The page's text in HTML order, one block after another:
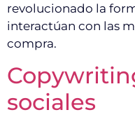
revolucionado la
interactúan con las
compra.
sociales